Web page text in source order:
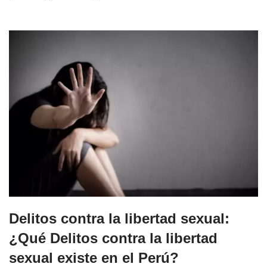
Delitos contra la libertad sexual:
¿Qué Delitos contra la libertad
sexual existe en el Perú?